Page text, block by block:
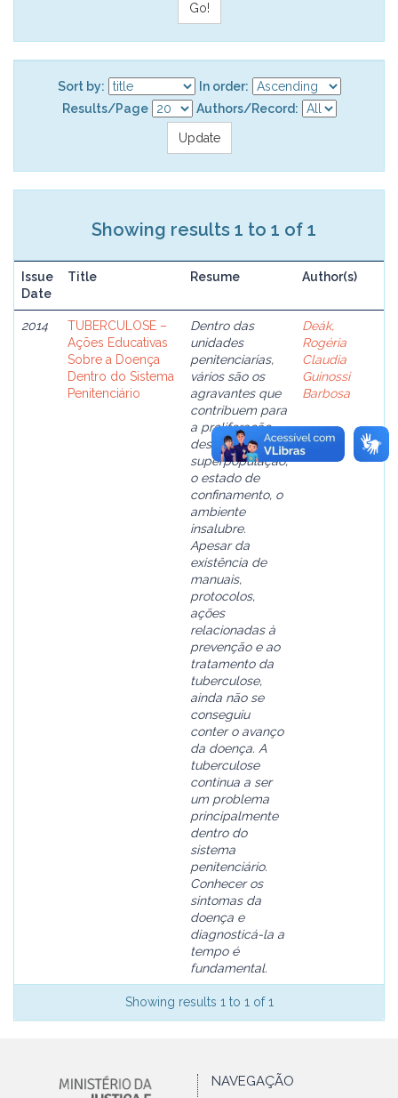
Sort by:
In order:
Results/Page
Authors/Record:
Showing results 1 to 1 of 1
Issue
Date
Title Resume Author(s)
2014
TUBERCULOSE –
Ações Educativas
Sobre a Doença
Dentro do Sistema
Penitenciário
Dentro das
unidades
penitenciarias,
vários são os
agravantes que
contribuem para
a proliferação
dessa doença: a
superpopulação,
o estado de
confinamento, o
ambiente
insalubre.
Apesar da
existência de
manuais,
protocolos,
ações
relacionadas à
prevenção e ao
tratamento da
tuberculose,
ainda não se
conseguiu
conter o avanço
da doença. A
tuberculose
continua a ser
um problema
principalmente
dentro do
sistema
penitenciário.
Conhecer os
sintomas da
doença e
diagnosticá-la a
tempo é
fundamental.
Deák,
Rogéria
Claudia
Guinossi
Barbosa
Showing results 1 to 1 of 1
NAVEGAÇÃO